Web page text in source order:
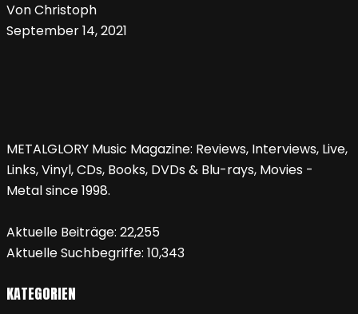
Von Christoph
September 14, 2021
METALGLORY Music Magazine: Reviews, Interviews, Live,
Links, Vinyl, CDs, Books, DVDs & Blu-rays, Movies -
Metal since 1998.
Aktuelle Beiträge: 22,255
Aktuelle Suchbegriffe: 10,343
KATEGORIEN